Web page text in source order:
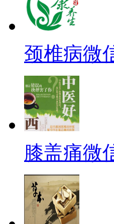
颈椎病微
膝盖痛微